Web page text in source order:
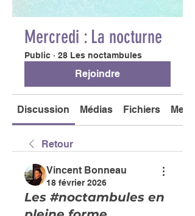
Mercredi : La nocturne
Public · 28 Les noctambules
Rejoindre
Discussion Médias Fichiers
Retour
Vincent Bonneau
18 février 2026
Les #noctambules en